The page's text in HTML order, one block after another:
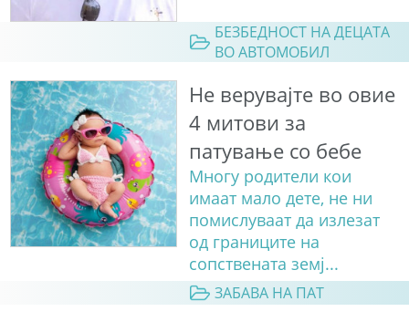
БЕЗБЕДНОСТ НА ДЕЦАТА
ВО АВТОМОБИЛ
Не верувајте во овие
4 митови за
патување со бебе
Многу родители кои
имаат мало дете, не ни
помислуваат да излезат
од границите на
сопствената земј...
ЗАБАВА НА ПАТ